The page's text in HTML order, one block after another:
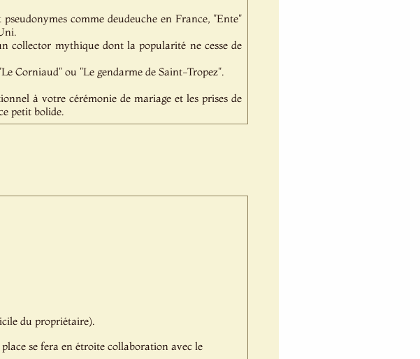
comme deudeuche en France, "Ente"
collector mythique dont la popularité ne cesse de
Corniaud" ou "Le gendarme de Saint-Tropez".
à votre cérémonie de mariage et les prises de
petit bolide.
du propriétaire).
se fera en étroite collaboration avec le